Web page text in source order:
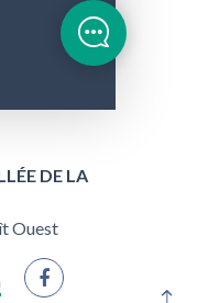
DE LA
Ouest